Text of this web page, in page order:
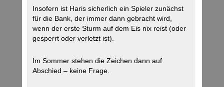
Insofern ist Haris sicherlich ein Spieler zunächst
für die Bank, der immer dann gebracht wird,
wenn der erste Sturm auf dem Eis nix reist (oder
gesperrt oder verletzt ist).
Im Sommer stehen die Zeichen dann auf
Abschied – keine Frage.